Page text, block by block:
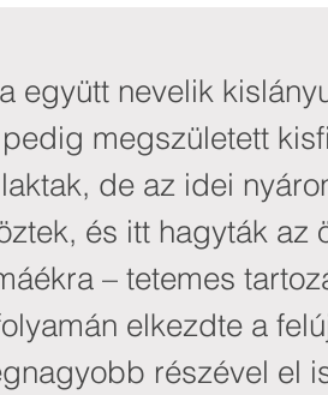
együtt nevelik
megszületett
de az idei
és itt hagyták az
– tetemes
elkezdte a
részével el